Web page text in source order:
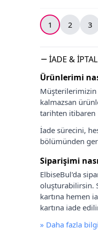
1 2 3
İADE & İPTAL
Ürünlerimi
kalmazsan
tarihten itibaren
İade sürecini,
bölümünden
Siparişimi
ElbiseBul'da
oluşturabilirsin.
kartına hemen
kartına iade
» Daha fazla